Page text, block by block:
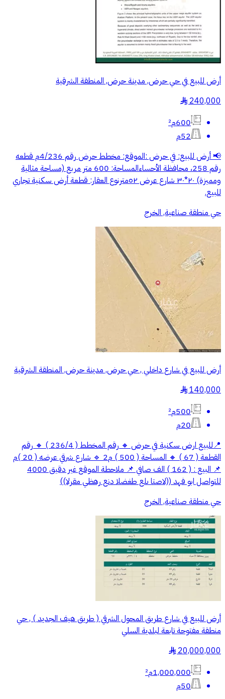
أرض للبيع في حي حرض, مدينة حرض, المنطقة الشرقية
240,000
§
600م²
52م
📢 أرض للبيع: في حرض :​الموقع: مخطط حرض رقم 4/236م قطعه
رقم 258، محافظة الأحساء​المساحة: 600 متر مربع (مساحة مثالية
ومميزة) ٢٠*٣٠ شارع عرض ٥٢متر​نوع العقار: قطعة أرض سكنية تجاري
للبيع.​
حي منطقة صناعية, الخرج
أرض للبيع في شارع داخلي , حي حرض, مدينة حرض, المنطقة الشرقية
140,000
§
500م²
20م
📍للبيع ارض سكنية في حرض 🔸 رقم المخطط ( 236/4 ) 🔸 رقم
القطعة ( 67 ) 🔸 المساحة ( 500 ) م2 🔹 شارع شرقي عرضه ( 20 )م
📌 البيع : ( 162 ) الف صافي 📌 ملاحطة الموقع غير دقيق 4000
للتواصل ابو فهد ‭((الرقم يظهر عند الضغط على اتصال))
حي منطقة صناعية, الخرج
أرض للبيع في شارع طريق المحول الشرقي ( طريق هيف الجديد ) , حي
منطقة مفتوحة تابعة لبلدية السلي
20,000,000
§
1,000,000م²
50م